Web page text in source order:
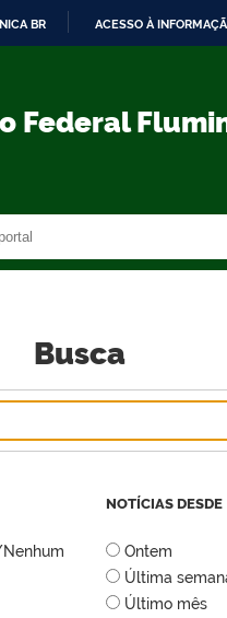
CONTEÚDO
BR ACESSO À
Federal
Busca
NOTÍCIAS DESDE
Ontem
Última
Último mês